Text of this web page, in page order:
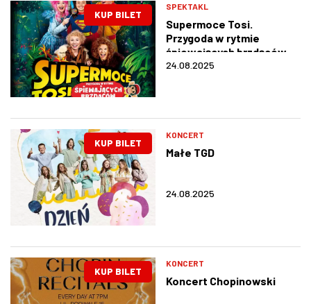
KUP BILET
SPEKTAKL
Supermoce Tosi.
Przygoda w rytmie
śpiewających brzdąców
24.08.2025
KUP BILET
KONCERT
Małe TGD
24.08.2025
KUP BILET
KONCERT
Koncert Chopinowski